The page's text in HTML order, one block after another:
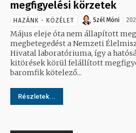
megfigyelési körzetek
HAZÁNK - KÖZÉLET Szél Móni
Május eleje óta nem állapított
megbetegedést a Nemzeti
Hivatal laboratóriuma, így a
kitörések körül felállított
baromfik kötelező...
Részletek...